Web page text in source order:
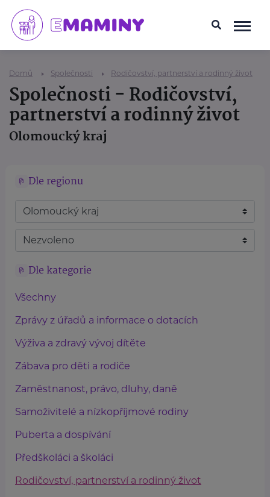
Domů Společnosti Rodičovství, partnerství a rodinný život
Společnosti - Rodičovství,
partnerství a rodinný život
Olomoucký kraj
Dle regionu
Dle kategorie
Všechny
Zprávy z úřadů a informace o dotacích
Výživa a zdravý vývoj dítěte
Zábava pro děti a rodiče
Zaměstnanost, právo, dluhy, daně
Samoživitelé a nízkopříjmové rodiny
Puberta a dospívání
Předškoláci a školáci
Rodičovství, partnerství a rodinný život